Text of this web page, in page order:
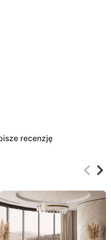
recenzję
keyboard_arrow_left
keyboard_arrow_right